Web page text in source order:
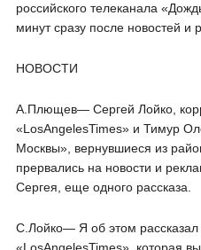
российского телеканала
минут сразу после новостей и
НОВОСТИ
А.Плющев― Сергей Лойко,
«LosAngelesTimes» и Тимур
Москвы», вернувшиеся из
прервались на новости и
Сергея, еще одного рассказа.
С.Лойко― Я об этом рассказал